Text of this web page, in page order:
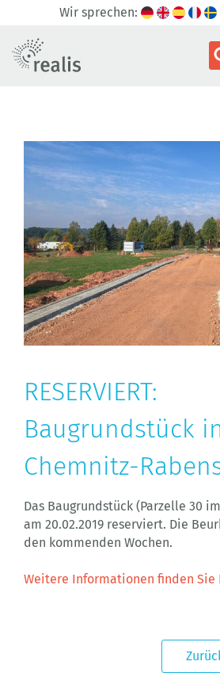
Wir sprechen:
RESERVIERT:
Baugrundstück
Chemnitz-
Das Baugrundstück (Parzelle 30
am 20.02.2019 reserviert. Die
den kommenden Wochen.
Weitere Informationen finden Sie